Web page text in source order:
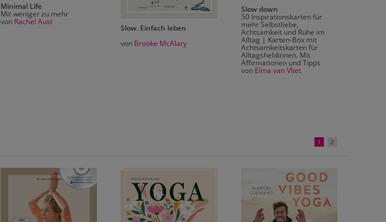
Minimal Life
Mit weniger zu mehr
von Rachel Aust
Slow. Einfach leben
von Brooke McAlary
Slow down
50 Inspirationskarten für
mehr Selbstliebe,
Achtsamkeit und Ruhe im
Alltag | Karten-Box mit
Achtsamkeitskarten für
Alltagsheldinnen. Mit
Affirmationen und Tipps
von Elma van Vliet
1 2